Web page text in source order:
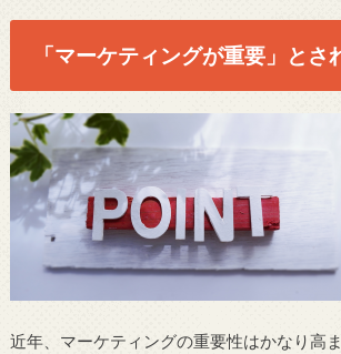
「マーケティングが重要」とさ
近年、マーケティングの重要性はかなり高